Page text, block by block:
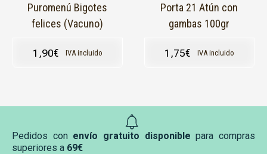
Puromenú Bigotes
felices (Vacuno)
1,90€ IVA incluido
Porta 21 Atún con
gambas 100gr
1,75€ IVA incluido
Pedidos con envío gratuito disponible para compras
superiores a 69€